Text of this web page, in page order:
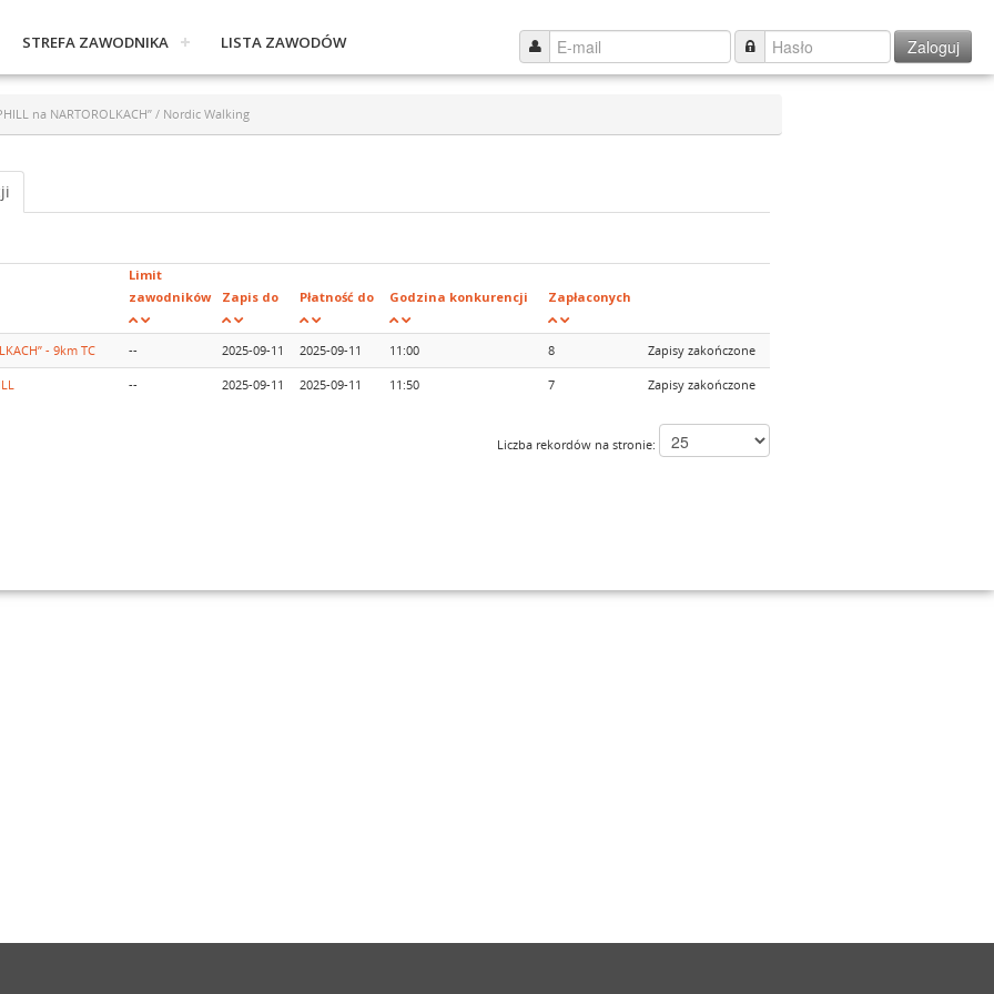
Zaloguj
STREFA ZAWODNIKA LISTA ZAWODÓW
na NARTOROLKACH” / Nordic Walking
Limit
zawodników
Zapis do Płatność do Godzina konkurencji Zapłaconych
- 9km TC -- 2025-09-11 2025-09-11 11:00 8 Zapisy zakończone
-- 2025-09-11 2025-09-11 11:50 7 Zapisy zakończone
Liczba rekordów na stronie: